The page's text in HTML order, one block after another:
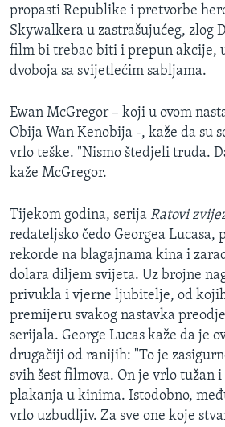
PRATITE NAS
propasti Republike i pretvorbe
Skywalkera u zastrašujućeg, zlog
film bi trebao biti i prepun akcije,
dvoboja sa svijetlećim sabljama.
Ewan McGregor – koji u ovom
Obija Wan Kenobija -, kaže da su
vrlo teške. "Nismo štedjeli truda.
kaže McGregor.
Tijekom godina, serija Ratovi
redateljsko čedo Georgea Lucasa,
rekorde na blagajnama kina i
dolara diljem svijeta. Uz brojne
privukla i vjerne ljubitelje, od
premijeru svakog nastavka
serijala. George Lucas kaže da je
drugačiji od ranijih: "To je
svih šest filmova. On je vrlo tužan i
plakanja u kinima. Istodobno,
vrlo uzbudljiv. Za sve one koje